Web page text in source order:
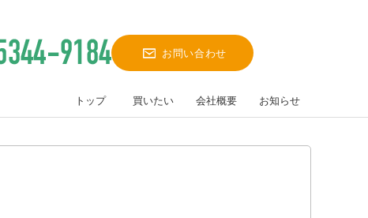
お問い合わせ
トップ 買いたい 会社概要 お知らせ